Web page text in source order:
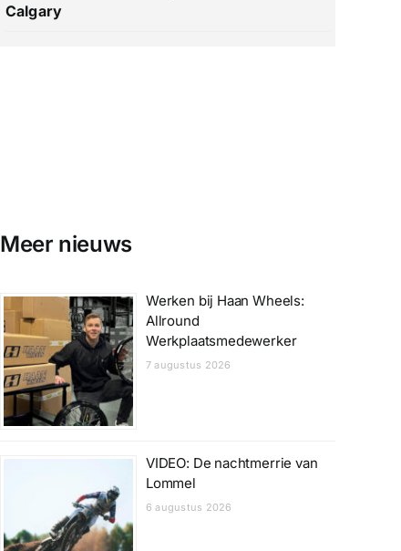
Calgary
Meer nieuws
Werken bij Haan Wheels:
Allround
Werkplaatsmedewerker
7 augustus 2026
VIDEO: De nachtmerrie van
Lommel
6 augustus 2026